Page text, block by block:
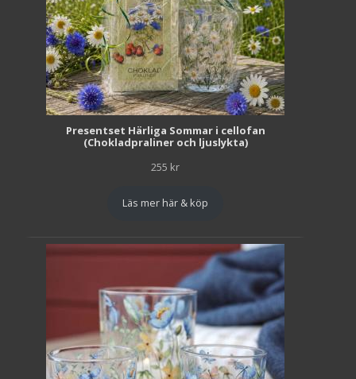
Presentset Härliga Sommar i cellofan
(Chokladpraliner och ljuslykta)
255 kr
Läs mer här & köp